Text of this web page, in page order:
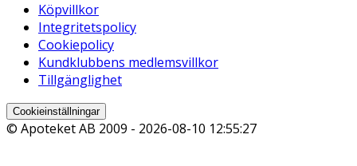
Köpvillkor
Integritetspolicy
Cookiepolicy
Kundklubbens medlemsvillkor
Tillgänglighet
Cookieinställningar
© Apoteket AB 2009 - 2026-08-10 12:55:27